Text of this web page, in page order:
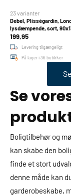
Debel, Plisségardin,
lysdæmpende, sort,
23 varianter
199,95
Levering tilgængeligt
På lager i 36 butikker
Se
Boligtilbehør og
kan skabe den
finde et stort
denne måde kan
garderobeskabe,